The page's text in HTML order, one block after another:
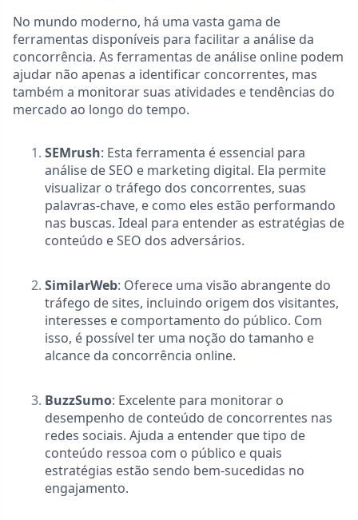
No mundo moderno, há uma vasta gama de
ferramentas disponíveis para facilitar a análise da
concorrência. As ferramentas de análise online podem
ajudar não apenas a identificar concorrentes, mas
também a monitorar suas atividades e tendências do
mercado ao longo do tempo.
SEMrush: Esta ferramenta é essencial para
análise de SEO e marketing digital. Ela permite
visualizar o tráfego dos concorrentes, suas
palavras-chave, e como eles estão performando
nas buscas. Ideal para entender as estratégias de
conteúdo e SEO dos adversários.
SimilarWeb: Oferece uma visão abrangente do
tráfego de sites, incluindo origem dos visitantes,
interesses e comportamento do público. Com
isso, é possível ter uma noção do tamanho e
alcance da concorrência online.
BuzzSumo: Excelente para monitorar o
desempenho de conteúdo de concorrentes nas
redes sociais. Ajuda a entender que tipo de
conteúdo ressoa com o público e quais
estratégias estão sendo bem-sucedidas no
engajamento.